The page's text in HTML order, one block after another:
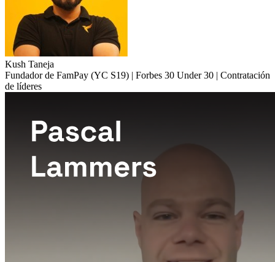
Kush Taneja
Fundador de FamPay (YC S19) | Forbes 30 Under 30 | Contratación
de líderes